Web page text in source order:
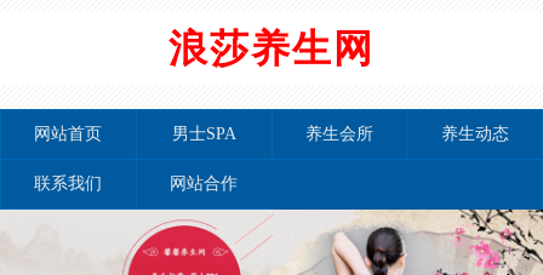
浪莎养生网
网站首页 男士SPA 养生会所 养生动态
联系我们 网站合作